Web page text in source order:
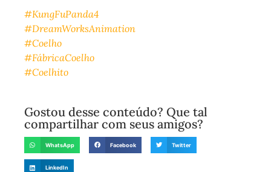
#KungFuPanda4
#DreamWorksAnimation
#Coelho
#FábricaCoelho
#Coelhito
Gostou desse conteúdo? Que tal
compartilhar com seus amigos?
WhatsApp Facebook Twitter
LinkedIn